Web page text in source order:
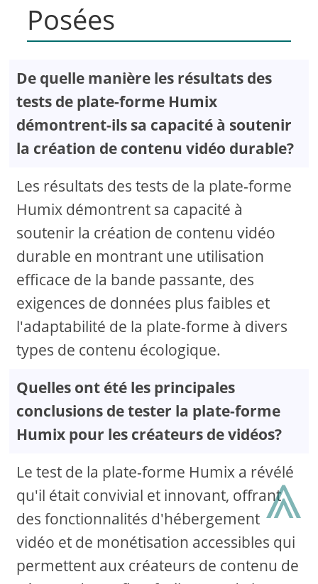
Posées
De quelle manière les résultats des
tests de plate-forme Humix
démontrent-ils sa capacité à soutenir
la création de contenu vidéo durable?
Les résultats des tests de la plate-forme
Humix démontrent sa capacité à
soutenir la création de contenu vidéo
durable en montrant une utilisation
efficace de la bande passante, des
exigences de données plus faibles et
l'adaptabilité de la plate-forme à divers
types de contenu écologique.
Quelles ont été les principales
conclusions de tester la plate-forme
Humix pour les créateurs de vidéos?
Le test de la plate-forme Humix a révélé
qu'il était convivial et innovant, offrant
des fonctionnalités d'hébergement
vidéo et de monétisation accessibles qui
permettent aux créateurs de contenu de
⩓